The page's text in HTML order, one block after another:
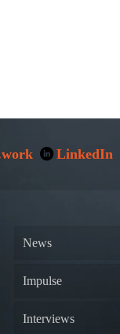
LinkedIn
News
Impulse
Interviews